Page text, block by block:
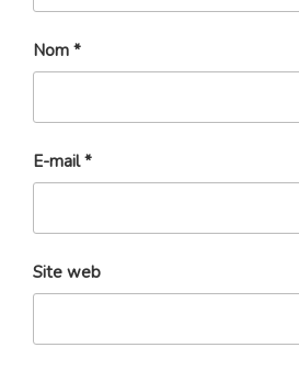
Nom *
E-mail*
Site web